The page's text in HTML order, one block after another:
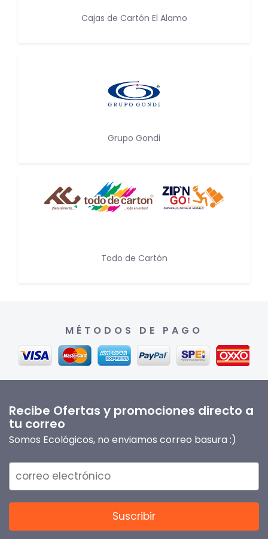
Cajas de Cartón El Alamo
Grupo Gondi
Todo de Cartón
MÉTODOS DE PAGO
Recibe Ofertas y promociones directo a
tu correo
Somos Ecológicos, no enviamos correo basura :)